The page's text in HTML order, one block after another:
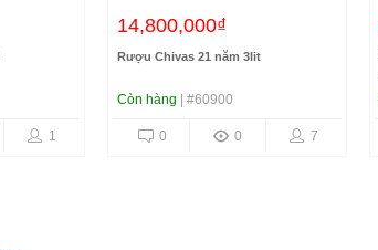
1
14,800,000₫
Rượu Chivas 21 năm 3lit
Còn hàng | #60900
7
0
0